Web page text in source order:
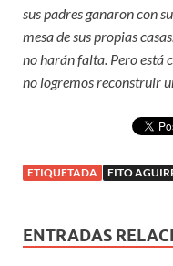
sus padres ganaron con
mesa de sus propias
no harán falta. Pero está
no logremos reconstruir
ETIQUETADA FITO
ENTRADAS